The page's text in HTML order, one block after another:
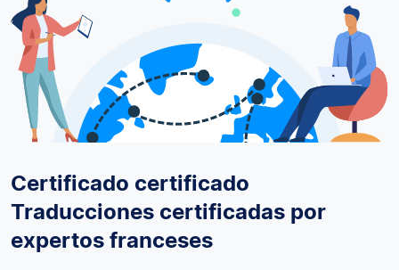
Certificado certificado
Traducciones certificadas por
expertos franceses